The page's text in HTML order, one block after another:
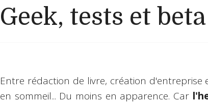
Geek, tests et
Entre rédaction de livre, création d'entreprise
en sommeil... Du moins en apparence. Car